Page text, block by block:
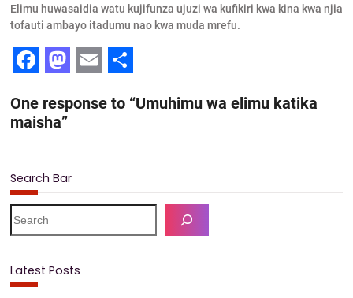
Elimu huwasaidia watu kujifunza ujuzi wa kufikiri kwa kina kwa njia
tofauti ambayo itadumu nao kwa muda mrefu.
a
c
b
o
o
k
a
s
o
d
o
n
m
l
h
e
One response to “Umuhimu wa elimu katika
maisha”
Search Bar
e
c
Latest Posts